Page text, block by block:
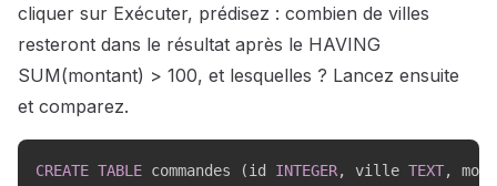
cliquer sur Exécuter, prédisez : combien de villes
resteront dans le résultat après le HAVING
SUM(montant) > 100, et lesquelles ? Lancez ensuite
et comparez.
CREATE TABLE commandes (id INTEGER, ville TEXT,